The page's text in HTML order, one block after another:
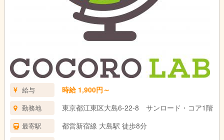
給与 時給 1,900円～
勤務地 東京都江東区大島6-22-8 サンロード・コア1階
最寄駅 都営新宿線 大島駅 徒歩8分